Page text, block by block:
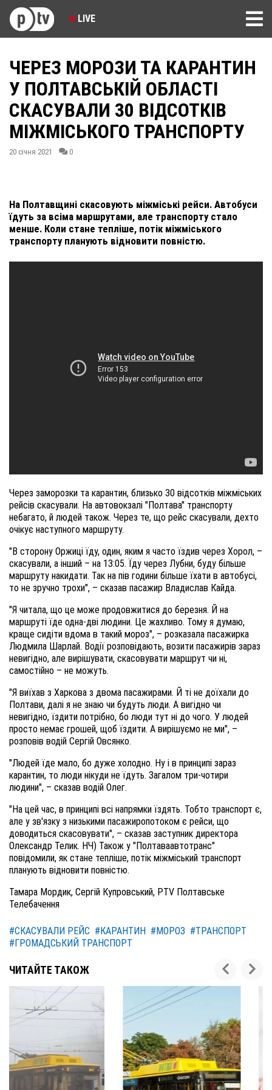
LIVE
ЧЕРЕЗ МОРОЗИ ТА КАРАНТИН
У ПОЛТАВСЬКІЙ ОБЛАСТІ
СКАСУВАЛИ 30 ВІДСОТКІВ
МІЖМІСЬКОГО ТРАНСПОРТУ
20 січня 2021 0
На Полтавщині скасовують міжміські рейси. Автобуси
їдуть за всіма маршрутами, але транспорту стало
менше. Коли стане тепліше, потік міжміського
транспорту планують відновити повністю.
Через заморозки та карантин, близько 30 відсотків міжміських
рейсів скасували. На автовокзалі "Полтава" транспорту
небагато, й людей також. Через те, що рейс скасували, дехто
очікує наступного маршруту.
"В сторону Оржиці їду, один, яким я часто їздив через Хорол, –
скасували, а інший – на 13:05. Їду через Лубни, буду більше
маршруту накидати. Так на пів години більше їхати в автобусі,
то не зручно трохи", – сказав пасажир Владислав Кайда.
"Я читала, що це може продовжитися до березня. Й на
маршруті їде одна-дві людини. Це жахливо. Тому я думаю,
краще сидіти вдома в такий мороз", – розказала пасажирка
Людмила Шарлай. Водії розповідають, возити пасажирів зараз
невигідно, але вирішувати, скасовувати маршрут чи ні,
самостійно – не можуть.
"Я виїхав з Харкова з двома пасажирами. Й ті не доїхали до
Полтави, далі я не знаю чи будуть люди. А вигідно чи
невигідно, їздити потрібно, бо люди тут ні до чого. У людей
просто немає грошей, щоб їздити. А вирішуємо не ми", –
розповів водій Сергій Овсянко.
"Людей їде мало, бо дуже холодно. Ну і в принципі зараз
карантин, то люди нікуди не їдуть. Загалом три-чотири
людини", – сказав водій Олег.
"На цей час, в принципі всі напрямки їздять. Тобто транспорт є,
але у зв'язку з низькими пасажиропотоком є рейси, що
доводиться скасовувати", – сказав заступник директора
Олександр Телик. НЧ) Також у "Полтаваавтотранс"
повідомили, як стане тепліше, потік міжміський транспорт
планують відновити повністю.
Тамара Мордик, Сергій Купровський, PTV Полтавське
Телебачення
#СКАСУВАЛИ РЕЙС #КАРАНТИН #МОРОЗ #ТРАНСПОРТ
#ГРОМАДСЬКИЙ ТРАНСПОРТ
ЧИТАЙТЕ ТАКОЖ